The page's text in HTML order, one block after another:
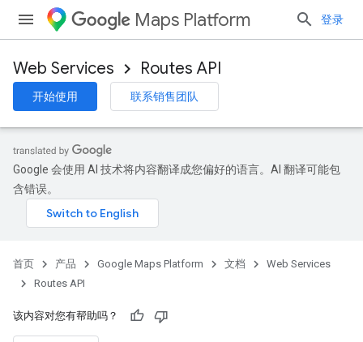
Maps Platform 登录
Web Services Routes API
开始使用 联系销售团队
Google 会使用 AI 技术将内容翻译成您偏好的语言。AI 翻译可能包
含错误。
首页 产品 Google Maps Platform 文档
Web Services
Routes API
该内容对您有帮助吗？